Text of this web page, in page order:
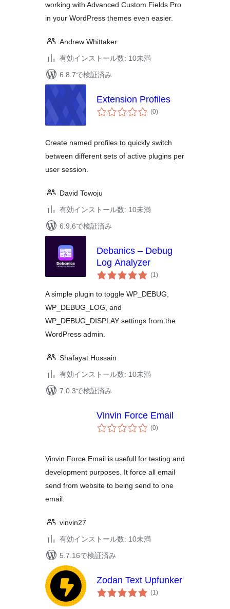
working with Advanced Custom Fields Pro
in your WordPress themes even easier.
Andrew Whittaker
有効インストール数: 10未満
6.8.7で検証済み
Extension Profiles
(0個
の)
Create named profiles to quickly switch
between different sets of active plugins per
user session.
David Towoju
有効インストール数: 10未満
6.9.6で検証済み
Debanics – Debug
Log Analyzer
(1個
の
価
)
A simple plugin to toggle WP_DEBUG,
WP_DEBUG_LOG, and
WP_DEBUG_DISPLAY settings from the
WordPress admin.
Shafayat Hossain
有効インストール数: 10未満
7.0.3で検証済み
Vinvin Force Email
(0個
の)
Vinvin Force Email is usefull for testing and
development purposes. It force all email
send from website to being send to one
email.
vinvin27
有効インストール数: 10未満
5.7.16で検証済み
Zodan Text Upfunker
(1個
の)